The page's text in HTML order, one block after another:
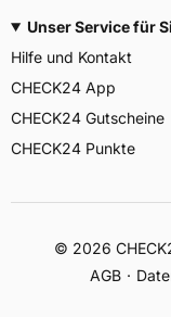
Unser Service für
Hilfe und Kontakt
CHECK24 App
CHECK24 Gutscheine
CHECK24 Punkte
© 2026
AGB